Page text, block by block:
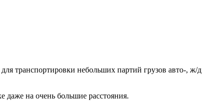
транспортировки небольших партий грузов авто-, ж/д
даже на очень большие расстояния.